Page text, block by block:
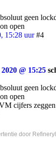
geen
open
15:28 uur #4
@ 15:25
geen
open
cijfers zeggen
door